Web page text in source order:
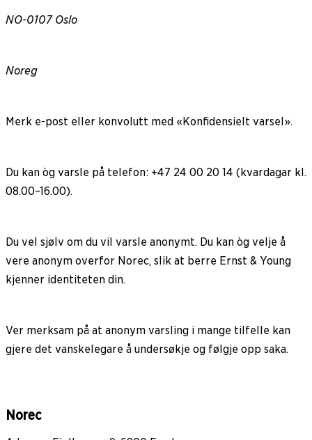
NO-0107 Oslo
Noreg
Merk e-post eller konvolutt med «Konfidensielt varsel».
Du kan òg varsle på telefon: +47 24 00 20 14 (kvardagar kl.
08.00–16.00).
Du vel sjølv om du vil varsle anonymt. Du kan òg velje å
vere anonym overfor Norec, slik at berre Ernst & Young
kjenner identiteten din.
Ver merksam på at anonym varsling i mange tilfelle kan
gjere det vanskelegare å undersøkje og følgje opp saka.
Norec